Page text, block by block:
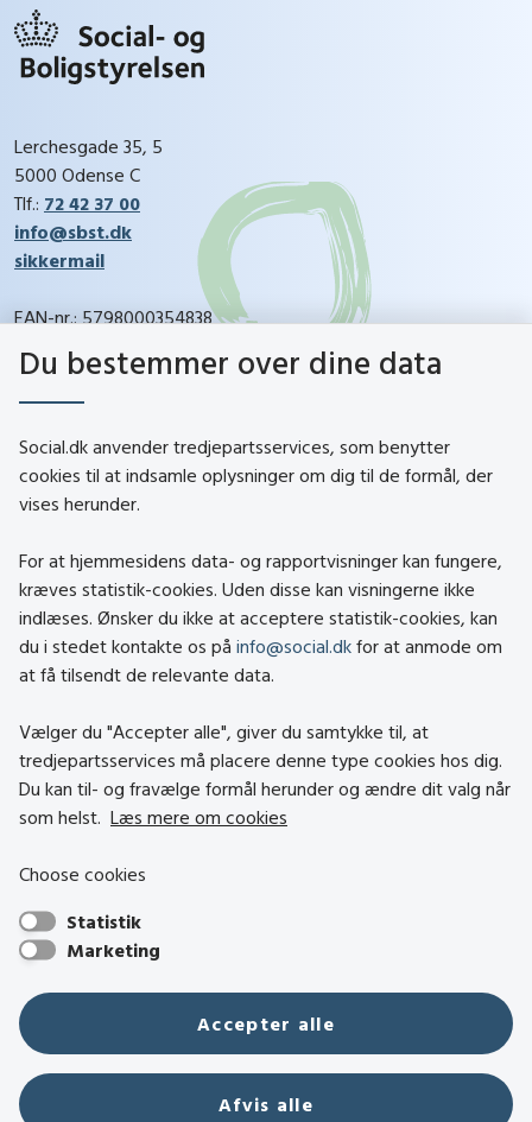
Lerchesgade 35, 5
5000 Odense C
Tlf.: 72 42 37 00
info@sbst.dk
sikkermail
EAN-nr.: 5798000354838
CVR-nr.: 26144698
Kontakt
About social.dk
Tilgængelighedserklæring
Om brugen af cookies
Besøg også
Socialministeriet
Hjælpemiddelbasen
Center mod Menneskehandel
Den Nationale Tolkemyndighed
Tolkeportalen
Du bestemmer over dine data
Social.dk anvender tredjepartsservices, som benytter
cookies til at indsamle oplysninger om dig til de formål, der
vises herunder.
For at hjemmesidens data- og rapportvisninger kan fungere,
kræves statistik-cookies. Uden disse kan visningerne ikke
indlæses. Ønsker du ikke at acceptere statistik-cookies, kan
du i stedet kontakte os på info@social.dk for at anmode om
at få tilsendt de relevante data.
Vælger du "Accepter alle", giver du samtykke til, at
tredjepartsservices må placere denne type cookies hos dig.
Du kan til- og fravælge formål herunder og ændre dit valg når
som helst. Læs mere om cookies
Choose cookies
Statistik
Marketing
Accepter alle
Afvis alle